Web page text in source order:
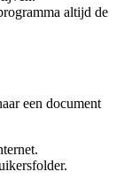
altijd de
een document